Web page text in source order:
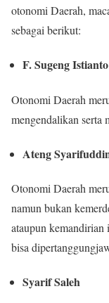
otonomi Daerah,
sebagai berikut:
F. Sugeng Istianto
Otonomi Daerah
mengendalikan serta
Ateng
Otonomi Daerah
namun bukan
ataupun
bisa
Syarif Saleh